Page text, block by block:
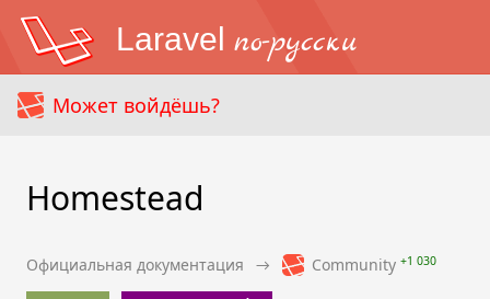
Laravel по-русски
Может войдёшь?
Homestead
Официальная документация → Community +1 030